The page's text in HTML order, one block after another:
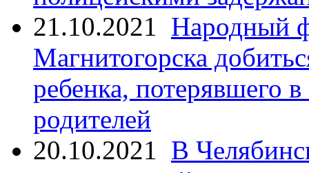
21.10.2021 Народный
Магнитогорска
ребенка, потерявшего
родителей
20.10.2021 В